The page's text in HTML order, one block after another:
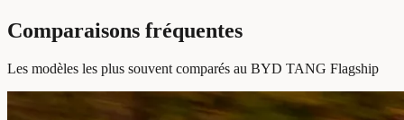
Comparaisons fréquentes
Les modèles les plus souvent comparés au BYD TANG Flagship